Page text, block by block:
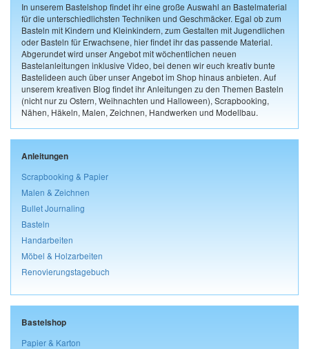
In unserem Bastelshop findet ihr eine große Auswahl an Bastelmaterial
für die unterschiedlichsten Techniken und Geschmäcker. Egal ob zum
Basteln mit Kindern und Kleinkindern, zum Gestalten mit Jugendlichen
oder Basteln für Erwachsene, hier findet ihr das passende Material.
Abgerundet wird unser Angebot mit wöchentlichen neuen
Bastelanleitungen inklusive Video, bei denen wir euch kreativ bunte
Bastelideen auch über unser Angebot im Shop hinaus anbieten. Auf
unserem kreativen Blog findet ihr Anleitungen zu den Themen Basteln
(nicht nur zu Ostern, Weihnachten und Halloween), Scrapbooking,
Nähen, Häkeln, Malen, Zeichnen, Handwerken und Modellbau.
Anleitungen
Scrapbooking & Papier
Malen & Zeichnen
Bullet Journaling
Basteln
Handarbeiten
Möbel & Holzarbeiten
Renovierungstagebuch
Bastelshop
Papier & Karton